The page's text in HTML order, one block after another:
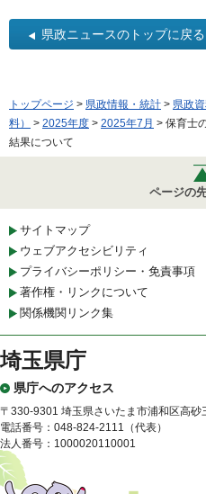
県政ニュースのトップに戻る
トップページ > 県政情報・統計 > 県政
料）
> 2025年度 > 2025年7月 > 保育士
結果について
ページの
サイトマップ
ウェブアクセシビリティ
プライバシーポリシー・免責事項
著作権・リンクについて
関係機関リンク集
埼玉県庁
県庁へのアクセス
〒330-9301 埼玉県さいたま市浦和区高砂
電話番号：048-824-2111（代表）
法人番号：1000020110001